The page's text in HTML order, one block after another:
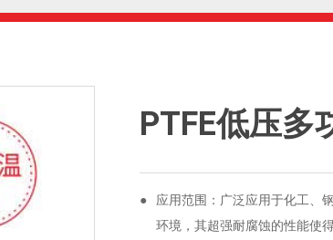
PTFE低压多
●
应用范围：广泛应用于化工、
环境，其超强耐腐蚀的性能使